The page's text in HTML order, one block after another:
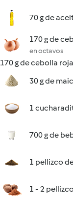
70 g de
170 g de
en octavos
170 g de cebolla
30 g de
1
700 g de
1 pellizco
1 - 2